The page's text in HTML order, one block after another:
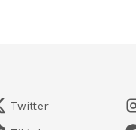
Twitter